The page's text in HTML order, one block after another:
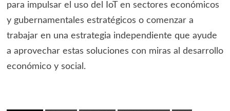
para impulsar el uso del IoT en sectores económicos
y gubernamentales estratégicos o comenzar a
trabajar en una estrategia independiente que ayude
a aprovechar estas soluciones con miras al desarrollo
económico y social.